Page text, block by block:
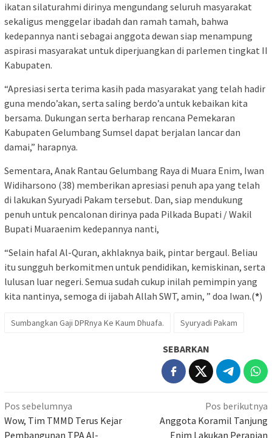
ikatan silaturahmi dirinya mengundang seluruh masyarakat
sekaligus menggelar ibadah dan ramah tamah, bahwa
kedepannya nanti sebagai anggota dewan siap menampung
aspirasi masyarakat untuk diperjuangkan di parlemen tingkat II
Kabupaten.
“Apresiasi serta terima kasih pada masyarakat yang telah hadir
guna mendo’akan, serta saling berdo’a untuk kebaikan kita
bersama. Dukungan serta berharap rencana Pemekaran
Kabupaten Gelumbang Sumsel dapat berjalan lancar dan
damai,” harapnya.
Sementara, Anak Rantau Gelumbang Raya di Muara Enim, Iwan
Widiharsono (38) memberikan apresiasi penuh apa yang telah
di lakukan Syuryadi Pakam tersebut. Dan, siap mendukung
penuh untuk pencalonan dirinya pada Pilkada Bupati / Wakil
Bupati Muaraenim kedepannya nanti,
“Selain hafal Al-Quran, akhlaknya baik, pintar bergaul. Beliau
itu sungguh berkomitmen untuk pendidikan, kemiskinan, serta
lulusan luar negeri. Semua sudah cukup inilah pemimpin yang
kita nantinya, semoga di ijabah Allah SWT, amin, ” doa Iwan.(*)
Sumbangkan Gaji DPRnya Ke Kaum Dhuafa. Syuryadi Pakam
SEBARKAN
Navigasi
pos
Pos sebelumnya
Wow, Tim TMMD Terus Kejar
Pembangunan TPA Al-
Pos berikutnya
Anggota Koramil Tanjung
Enim Lakukan Perapian